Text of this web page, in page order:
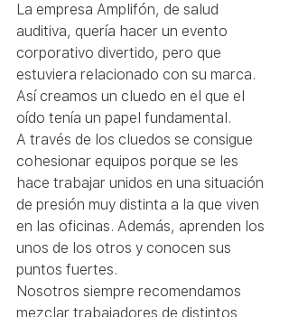
La empresa Amplifón, de salud
auditiva, quería hacer un evento
corporativo divertido, pero que
estuviera relacionado con su marca.
Así creamos un cluedo en el que el
oído tenía un papel fundamental.
A través de los cluedos se consigue
cohesionar equipos porque se les
hace trabajar unidos en una situación
de presión muy distinta a la que viven
en las oficinas. Además, aprenden los
unos de los otros y conocen sus
puntos fuertes.
Nosotros siempre recomendamos
mezclar trabajadores de distintos